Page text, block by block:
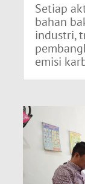
Setiap
bahan
industri,
emisi